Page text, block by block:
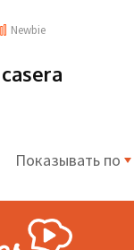
Newbie
Показывать по